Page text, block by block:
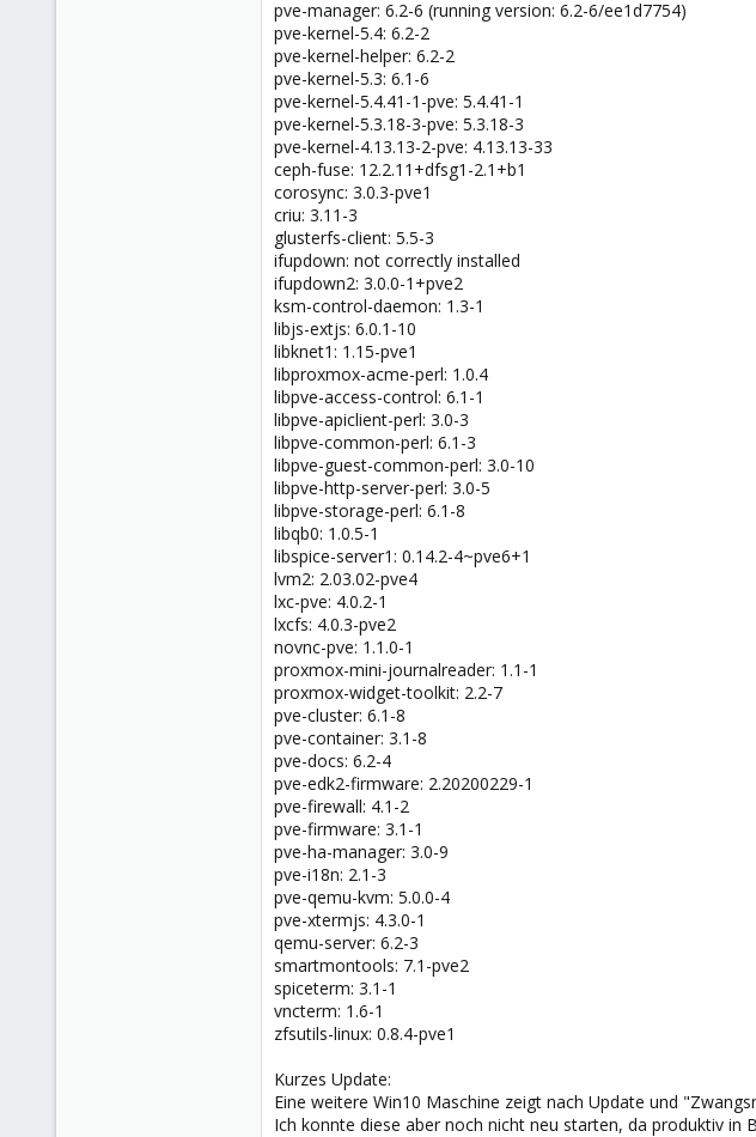
pve-manager: 6.2-6 (running version: 6.2-6/ee1d7754)
pve-kernel-5.4: 6.2-2
pve-kernel-helper: 6.2-2
pve-kernel-5.3: 6.1-6
pve-kernel-5.4.41-1-pve: 5.4.41-1
pve-kernel-5.3.18-3-pve: 5.3.18-3
pve-kernel-4.13.13-2-pve: 4.13.13-33
ceph-fuse: 12.2.11+dfsg1-2.1+b1
corosync: 3.0.3-pve1
criu: 3.11-3
glusterfs-client: 5.5-3
ifupdown: not correctly installed
ifupdown2: 3.0.0-1+pve2
ksm-control-daemon: 1.3-1
libjs-extjs: 6.0.1-10
libknet1: 1.15-pve1
libproxmox-acme-perl: 1.0.4
libpve-access-control: 6.1-1
libpve-apiclient-perl: 3.0-3
libpve-common-perl: 6.1-3
libpve-guest-common-perl: 3.0-10
libpve-http-server-perl: 3.0-5
libpve-storage-perl: 6.1-8
libqb0: 1.0.5-1
libspice-server1: 0.14.2-4~pve6+1
lvm2: 2.03.02-pve4
lxc-pve: 4.0.2-1
lxcfs: 4.0.3-pve2
novnc-pve: 1.1.0-1
proxmox-mini-journalreader: 1.1-1
proxmox-widget-toolkit: 2.2-7
pve-cluster: 6.1-8
pve-container: 3.1-8
pve-docs: 6.2-4
pve-edk2-firmware: 2.20200229-1
pve-firewall: 4.1-2
pve-firmware: 3.1-1
pve-ha-manager: 3.0-9
pve-i18n: 2.1-3
pve-qemu-kvm: 5.0.0-4
pve-xtermjs: 4.3.0-1
qemu-server: 6.2-3
smartmontools: 7.1-pve2
spiceterm: 3.1-1
vncterm: 1.6-1
zfsutils-linux: 0.8.4-pve1
Kurzes Update:
Eine weitere Win10 Maschine zeigt nach Update und
Ich konnte diese aber noch nicht neu starten, da produktiv in